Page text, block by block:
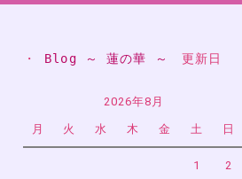
・ Blog ～ 蓮の華 ～ 更新日
2026年8月
月 火 水 木 金 土 日
1 2